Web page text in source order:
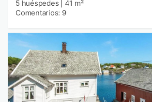
5 huéspedes
41 m²
Comentarios: 9